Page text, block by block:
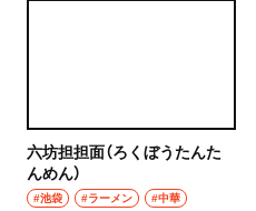
船橋
定食
寿司
六坊担担面（ろくぼうたんた
んめん）
#池袋 #ラーメン #中華